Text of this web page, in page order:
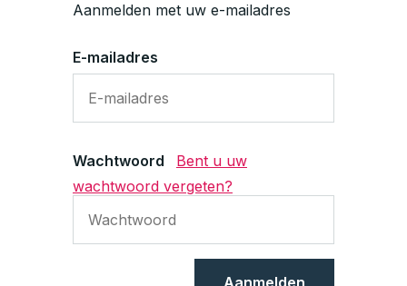
Aanmelden met uw e-mailadres
E-mailadres
Wachtwoord
Bent u uw
wachtwoord vergeten?